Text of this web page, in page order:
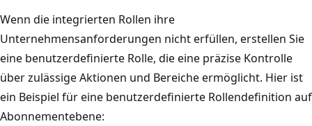
Wenn die integrierten Rollen ihre
Unternehmensanforderungen nicht erfüllen, erstellen Sie
eine benutzerdefinierte Rolle, die eine präzise Kontrolle
über zulässige Aktionen und Bereiche ermöglicht. Hier ist
ein Beispiel für eine benutzerdefinierte Rollendefinition auf
Abonnementebene: